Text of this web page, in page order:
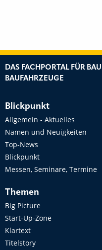
DAS FACHPORTAL FÜR
BAUFAHRZEUGE
Blickpunkt
Allgemein - Aktuelles
Namen und Neuigkeiten
Top-News
Blickpunkt
Messen, Seminare, Termine
Themen
Big Picture
Start-Up-Zone
Klartext
Titelstory